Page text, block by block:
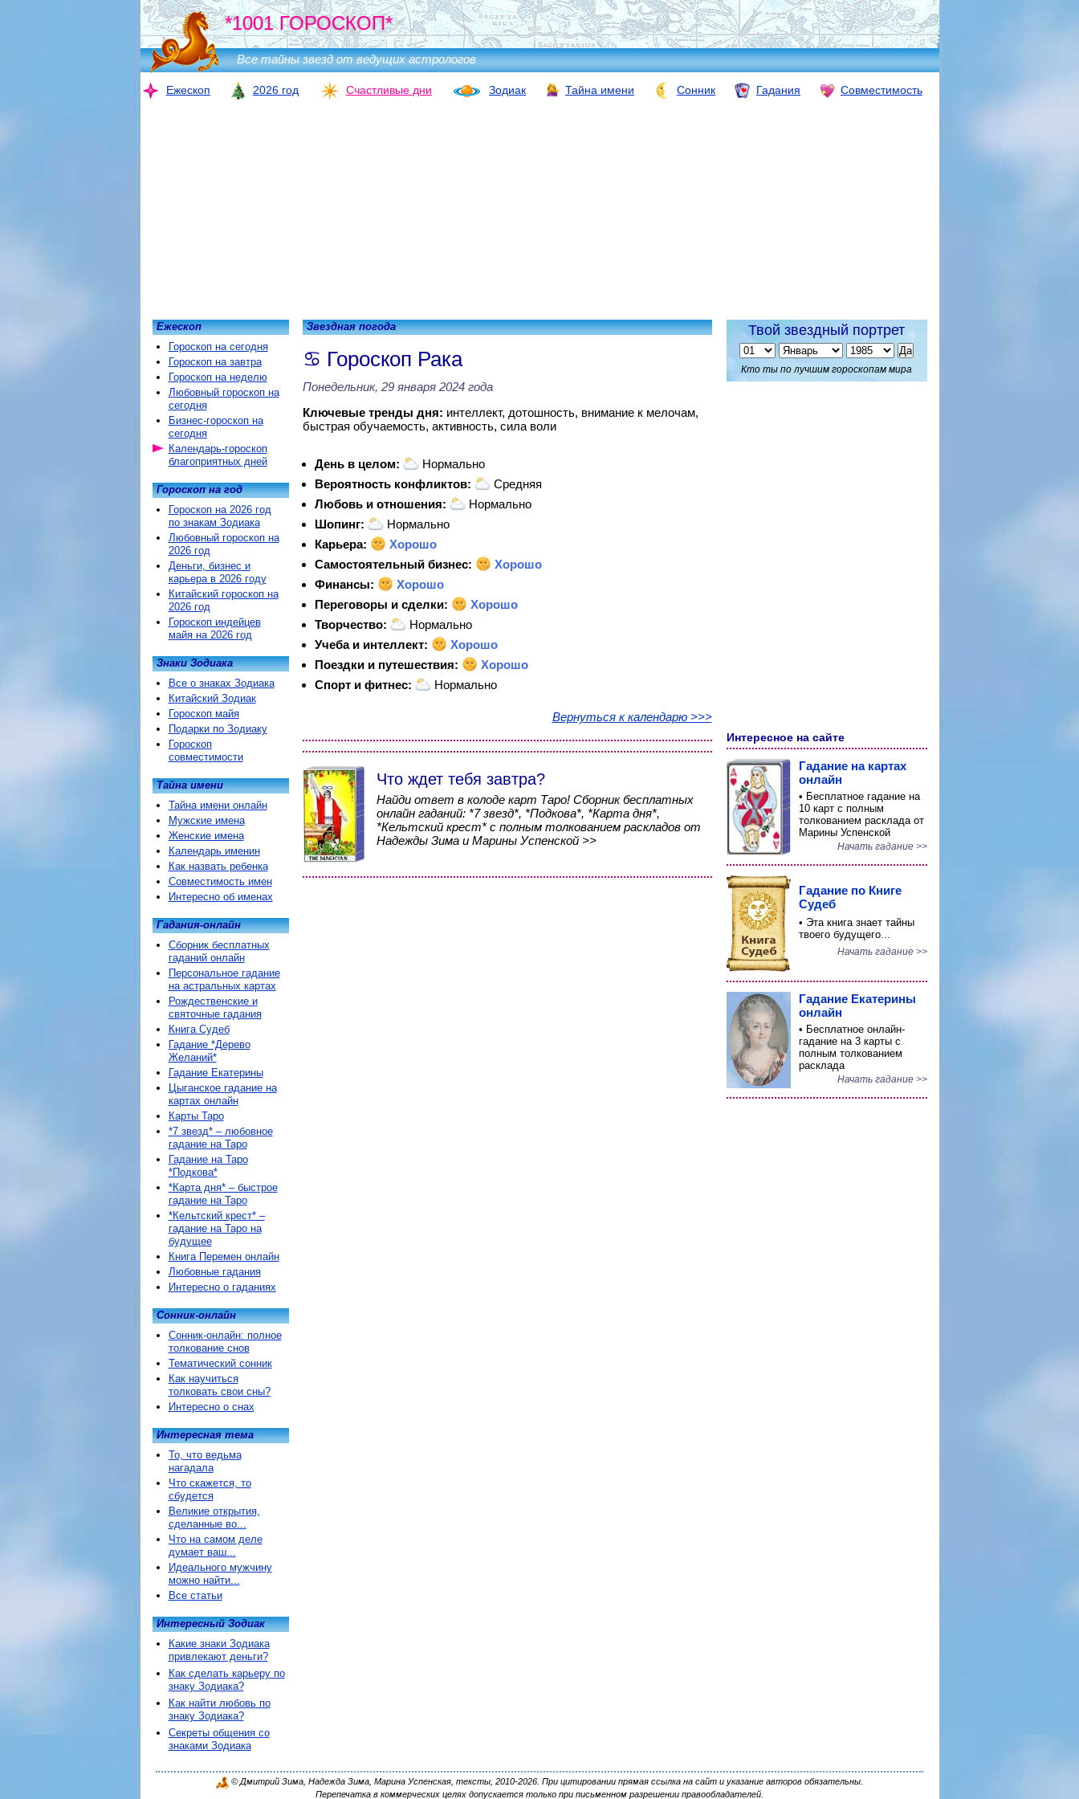
*1001 ГОРОСКОП*
Все тайны звезд от ведущих астрологов
Ежескоп 2026 год Счастливые дни Зодиак Тайна имени Сонник Гадания Совместимость
Звездная погода
Гороскоп Рака
Понедельник, 29 января 2024 года
Ключевые тренды дня: интеллект, дотошность, внимание к мелочам,
быстрая обучаемость, активность, сила воли
День в целом:
Нормально
Вероятность конфликтов:
Средняя
Любовь и отношения:
Нормально
Шопинг:
Нормально
Карьера:
Хорошо
Самостоятельный бизнес:
Хорошо
Финансы:
Хорошо
Переговоры и сделки:
Хорошо
Творчество:
Нормально
Учеба и интеллект:
Хорошо
Поездки и путешествия:
Хорошо
Спорт и фитнес:
Нормально
Вернуться к календарю >>>
Что ждет тебя завтра?
Найди ответ в колоде карт Таро! Сборник бесплатных
онлайн гаданий: *7 звезд*, *Подкова*, *Карта дня*,
*Кельтский крест* с полным толкованием раскладов от
Надежды Зима и Марины Успенской >>
Ежескоп
Гороскоп на сегодня
Гороскоп на завтра
Гороскоп на неделю
Любовный гороскоп на
сегодня
Бизнес-гороскоп на
сегодня
Календарь-гороскоп
благоприятных дней
Гороскоп на год
Гороскоп на 2026 год
по знакам Зодиака
Любовный гороскоп на
2026 год
Деньги, бизнес и
карьера в 2026 году
Китайский гороскоп на
2026 год
Гороскоп индейцев
майя на 2026 год
Знаки Зодиака
Все о знаках Зодиака
Китайский Зодиак
Гороскоп майя
Подарки по Зодиаку
Гороскоп
совместимости
Тайна имени
Тайна имени онлайн
Мужские имена
Женские имена
Календарь именин
Как назвать ребенка
Совместимость имен
Интересно об именах
Гадания-онлайн
Сборник бесплатных
гаданий онлайн
Персональное гадание
на астральных картах
Рождественские и
святочные гадания
Книга Судеб
Гадание *Дерево
Желаний*
Гадание Екатерины
Цыганское гадание на
картах онлайн
Карты Таро
*7 звезд* – любовное
гадание на Таро
Гадание на Таро
*Подкова*
*Карта дня* – быстрое
гадание на Таро
*Кельтский крест* –
гадание на Таро на
будущее
Книга Перемен онлайн
Любовные гадания
Интересно о гаданиях
Сонник-онлайн
Сонник-онлайн: полное
толкование снов
Тематический сонник
Как научиться
толковать свои сны?
Интересно о снах
Интересная тема
То, что ведьма
нагадала
Что скажется, то
сбудется
Великие открытия,
сделанные во...
Что на самом деле
думает ваш...
Идеального мужчину
можно найти...
Все статьи
Интересный Зодиак
Какие знаки Зодиака
привлекают деньги?
Как сделать карьеру по
знаку Зодиака?
Как найти любовь по
знаку Зодиака?
Секреты общения со
знаками Зодиака
Твой звездный портрет
Кто ты по лучшим гороскопам мира
Интересное на сайте
Гадание на картах
онлайн
• Бесплатное гадание на
10 карт с полным
толкованием расклада от
Марины Успенской
Начать гадание >>
Гадание по Книге
Судеб
• Эта книга знает тайны
твоего будущего...
Начать гадание >>
Гадание Екатерины
онлайн
• Бесплатное онлайн-
гадание на 3 карты с
полным толкованием
расклада
Начать гадание >>
© Дмитрий Зима, Надежда Зима, Марина Успенская, тексты, 2010-2026. При цитировании прямая ссылка на сайт и указание авторов обязательны.
Перепечатка в коммерческих целях допускается только при письменном разрешении правообладателей.